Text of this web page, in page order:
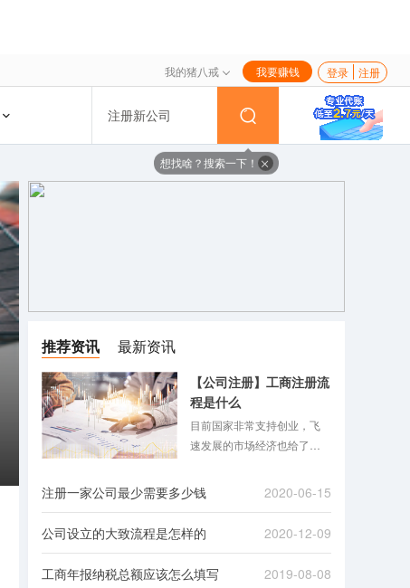
我的猪八戒 我要赚钱 登录 注册
注册新公司
想找啥？搜索一下！
推荐资讯 最新资讯
【公司注册】工商注册流
程是什么
目前国家非常支持创业，飞
速发展的市场经济也给了很
的现象自然也屡见不鲜。但
注册公司是一个比较麻烦的
构，准备很多资料，下面八
公司的具体流程！
注册一家公司最少需要多少钱 2020-06-15
公司设立的大致流程是怎样的 2020-12-09
工商年报纳税总额应该怎么填写 2019-08-08